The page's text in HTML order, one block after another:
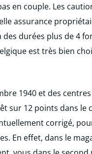
en couple. Les
assurance
des durées plus de 4
est très bien
1940 et des
sur 12 points dans
corrigé,
En effet, dans le